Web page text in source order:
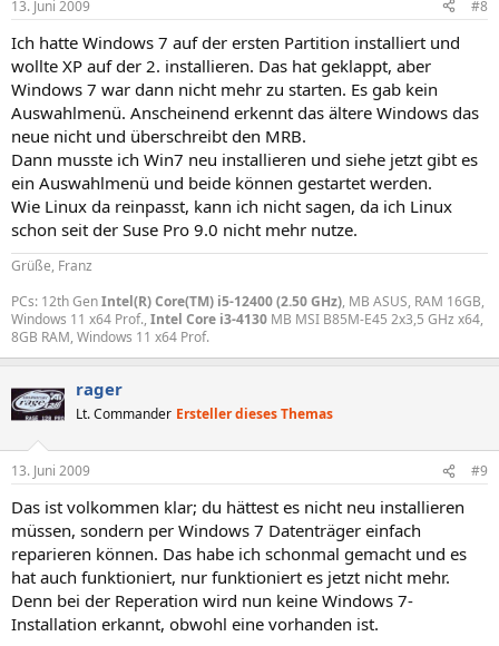
13. Juni 2009 #8
Ich hatte Windows 7 auf der ersten Partition installiert und
wollte XP auf der 2. installieren. Das hat geklappt, aber
Windows 7 war dann nicht mehr zu starten. Es gab kein
Auswahlmenü. Anscheinend erkennt das ältere Windows das
neue nicht und überschreibt den MRB.
Dann musste ich Win7 neu installieren und siehe jetzt gibt es
ein Auswahlmenü und beide können gestartet werden.
Wie Linux da reinpasst, kann ich nicht sagen, da ich Linux
schon seit der Suse Pro 9.0 nicht mehr nutze.
Grüße, Franz
PCs: 12th GenIntel(R) Core(TM) i5-12400 (2.50 GHz), MB ASUS, RAM 16GB,
Windows 11 x64 Prof., Intel Core i3-4130 MB MSI B85M-E45 2x3,5 GHz x64,
8GB RAM, Windows 11 x64 Prof.
rager
Lt. Commander Ersteller dieses Themas
13. Juni 2009 #9
Das ist volkommen klar; du hättest es nicht neu installieren
müssen, sondern per Windows 7 Datenträger einfach
reparieren können. Das habe ich schonmal gemacht und es
hat auch funktioniert, nur funktioniert es jetzt nicht mehr.
Denn bei der Reperation wird nun keine Windows 7-
Installation erkannt, obwohl eine vorhanden ist.